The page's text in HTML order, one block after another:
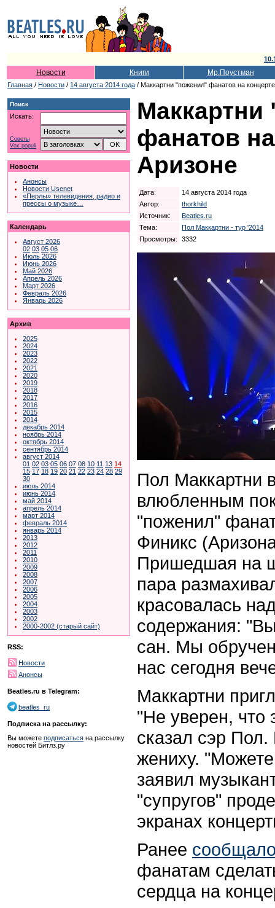
Новости Книги Мр.Поустман
Главная / Новости / 14 августа 2014 года / Маккартни "поженил" фанатов на
Поиск
Искать:
Советы
Vox populi
Новости
Анонсы
Новости Usenet
«Перлы» телевидения, радио и
прессы о музыке…
Календарь
Август 2026
02 03 05 06
Июль 2026
Июнь 2026
Май 2026
Апрель 2026
Март 2026
Февраль 2026
Январь 2026
Архив
2025
2024
2023
2022
2021
2020
2019
2018
2017
2016
2015
2014
декабрь 2014
ноябрь 2014
октябрь 2014
сентябрь 2014
август 2014
01 02 03 05 06 07 08 10 11 13 14
15 17 18 19 20 21 22 23 24 28 29
30
июль 2014
июнь 2014
май 2014
апрель 2014
март 2014
февраль 2014
январь 2014
2013
2012
2011
2010
2009
2008
2007
2006
2005
2004
2003
2002
2000-2002 (старый сайт)
RSS:
Новости
Анонсы
Beatles.ru в Telegram:
beatles_ru
Подписка на рассылку:
Вы можете подписаться на рассылку
новостей Битлз.ру
фанатов
Аризоне
Дата:
14 августа 2014 года
Автор:
thorkhild
Источник:
Beatles.ru
Тема:
Пол Маккартни - тур '2014
Просмотры:
3332
Пол Маккартни
влюбленным
"поженил"
Финикс
Пришедшая на
пара
красовалась
содержания:
сан. Мы
нас сегодня
Маккартни
"Не уверен, что
сказал сэр Пол.
жениху.
заявил
"супругов"
экранах
Ранее
фанатам
сердца на